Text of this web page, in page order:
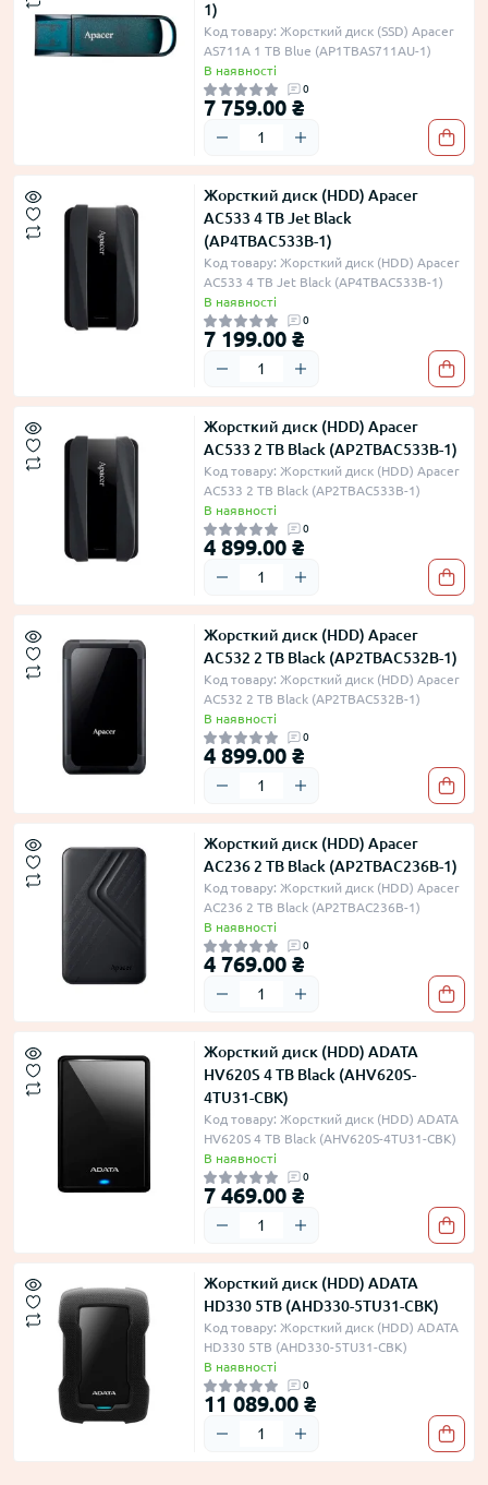
1)
Код товару: Жорсткий диск (SSD) Apacer
AS711A 1 TB Blue (AP1TBAS711AU-1)
В наявності
0
7 759.00 ₴
Жорсткий диск (HDD) Apacer
AC533 4 TB Jet Black
(AP4TBAC533B-1)
Код товару: Жорсткий диск (HDD) Apacer
AC533 4 TB Jet Black (AP4TBAC533B-1)
В наявності
0
7 199.00 ₴
Жорсткий диск (HDD) Apacer
AC533 2 TB Black (AP2TBAC533B-1)
Код товару: Жорсткий диск (HDD) Apacer
AC533 2 TB Black (AP2TBAC533B-1)
В наявності
0
4 899.00 ₴
Жорсткий диск (HDD) Apacer
AC532 2 TB Black (AP2TBAC532B-1)
Код товару: Жорсткий диск (HDD) Apacer
AC532 2 TB Black (AP2TBAC532B-1)
В наявності
0
4 899.00 ₴
Жорсткий диск (HDD) Apacer
AC236 2 TB Black (AP2TBAC236B-1)
Код товару: Жорсткий диск (HDD) Apacer
AC236 2 TB Black (AP2TBAC236B-1)
В наявності
0
4 769.00 ₴
Жорсткий диск (HDD) ADATA
HV620S 4 TB Black (AHV620S-
4TU31-CBK)
Код товару: Жорсткий диск (HDD) ADATA
HV620S 4 TB Black (AHV620S-4TU31-CBK)
В наявності
0
7 469.00 ₴
Жорсткий диск (HDD) ADATA
HD330 5TB (AHD330-5TU31-CBK)
Код товару: Жорсткий диск (HDD) ADATA
HD330 5TB (AHD330-5TU31-CBK)
В наявності
0
11 089.00 ₴